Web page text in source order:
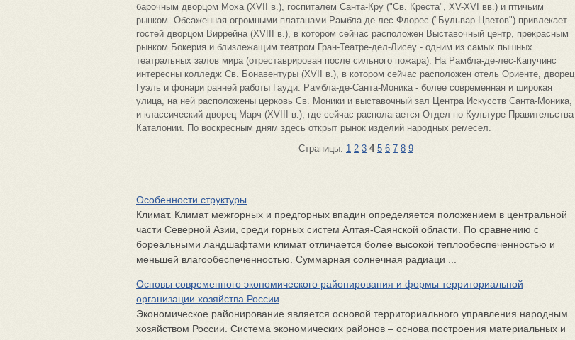
барочным дворцом Моха (XVII в.), госпиталем Санта-Кру ("Св. Креста", XV-XVI вв.) и птичьим
рынком. Обсаженная огромными платанами Рамбла-де-лес-Флорес ("Бульвар Цветов") привлекает
гостей дворцом Виррейна (XVIII в.), в котором сейчас расположен Выставочный центр, прекрасным
рынком Бокерия и близлежащим театром Гран-Театре-дел-Лисеу - одним из самых пышных
театральных залов мира (отреставрирован после сильного пожара). На Рамбла-де-лес-Капучинс
интересны колледж Св. Бонавентуры (XVII в.), в котором сейчас расположен отель Ориенте, дворец
Гуэль и фонари ранней работы Гауди. Рамбла-де-Санта-Моника - более современная и широкая
улица, на ней расположены церковь Св. Моники и выставочный зал Центра Искусств Санта-Моника,
и классический дворец Марч (XVIII в.), где сейчас располагается Отдел по Культуре Правительства
Каталонии. По воскресным дням здесь открыт рынок изделий народных ремесел.
Страницы: 1 2 3 4 5 6 7 8 9
Особенности структуры
Климат. Климат межгорных и предгорных впадин определяется положением в центральной
части Северной Азии, среди горных систем Алтая-Саянской области. По сравнению с
бореальными ландшафтами климат отличается более высокой теплообеспеченностью и
меньшей влагообеспеченностью. Суммарная солнечная радиаци ...
Основы современного экономического районирования и формы территориальной
организации хозяйства России
Экономическое районирование является основой территориального управления народным
хозяйством России. Система экономических районов – основа построения материальных и